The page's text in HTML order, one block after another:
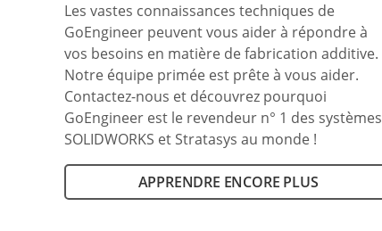
Les vastes connaissances techniques de
GoEngineer peuvent vous aider à répondre à
vos besoins en matière de fabrication additive.
Notre équipe primée est prête à vous aider.
Contactez-nous et découvrez pourquoi
GoEngineer est le revendeur n° 1 des systèmes
SOLIDWORKS et Stratasys au monde !
APPRENDRE ENCORE PLUS